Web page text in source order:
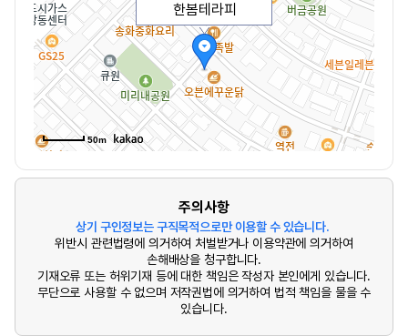
한봄테라피
50m
주의사항
상기 구인정보는 구직목적으로만 이용할 수 있습니다.
위반시 관련법령에 의거하여 처벌받거나 이용약관에 의거하여
손해배상을 청구합니다.
기재오류 또는 허위기재 등에 대한 책임은 작성자 본인에게 있습니다.
무단으로 사용할 수 없으며 저작권법에 의거하여 법적 책임을 물을 수
있습니다.